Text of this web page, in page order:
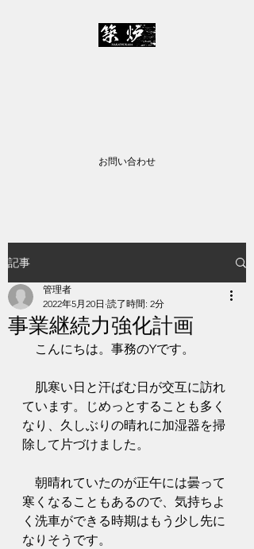
お問い合わせ
記事
事業継続力強化計画
管理者
2022年5月20日 読了時間: 2分
こんにちは。事務のYです。
肌寒い日と汗ばむ日が交互に訪れ
ています。じめっとすることも多く
なり、久しぶりの晴れに加湿器を掃
除して片づけました。
朝晴れていたのが正午には曇って
寒くなることもあるので、気持ちよ
く洗車ができる時期はもう少し先に
なりそうです。